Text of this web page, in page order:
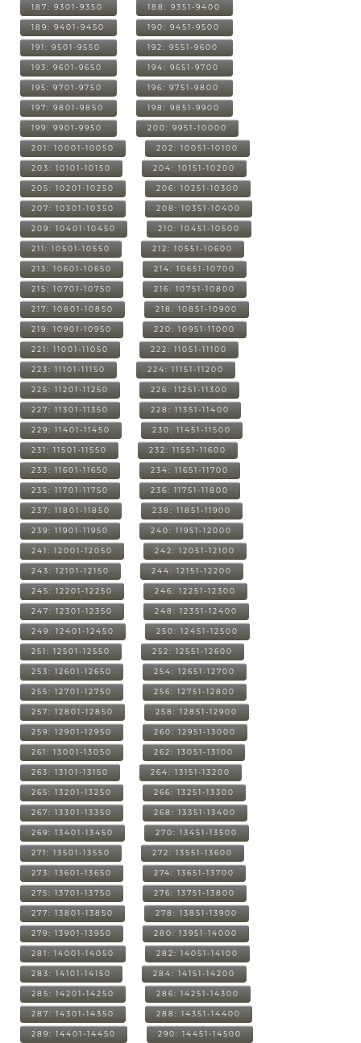
187: 9301-9350 188: 9351-9400
189: 9401-9450 190: 9451-9500
191: 9501-9550 192: 9551-9600
193: 9601-9650 194: 9651-9700
195: 9701-9750 196: 9751-9800
197: 9801-9850 198: 9851-9900
199: 9901-9950 200: 9951-10000
201: 10001-10050 202: 10051-10100
203: 10101-10150 204: 10151-10200
205: 10201-10250 206: 10251-10300
207: 10301-10350 208: 10351-10400
209: 10401-10450 210: 10451-10500
211: 10501-10550 212: 10551-10600
213: 10601-10650 214: 10651-10700
215: 10701-10750 216: 10751-10800
217: 10801-10850 218: 10851-10900
219: 10901-10950 220: 10951-11000
221: 11001-11050 222: 11051-11100
223: 11101-11150 224: 11151-11200
225: 11201-11250 226: 11251-11300
227: 11301-11350 228: 11351-11400
229: 11401-11450 230: 11451-11500
231: 11501-11550 232: 11551-11600
233: 11601-11650 234: 11651-11700
235: 11701-11750 236: 11751-11800
237: 11801-11850 238: 11851-11900
239: 11901-11950 240: 11951-12000
241: 12001-12050 242: 12051-12100
243: 12101-12150 244: 12151-12200
245: 12201-12250 246: 12251-12300
247: 12301-12350 248: 12351-12400
249: 12401-12450 250: 12451-12500
251: 12501-12550 252: 12551-12600
253: 12601-12650 254: 12651-12700
255: 12701-12750 256: 12751-12800
257: 12801-12850 258: 12851-12900
259: 12901-12950 260: 12951-13000
261: 13001-13050 262: 13051-13100
263: 13101-13150 264: 13151-13200
265: 13201-13250 266: 13251-13300
267: 13301-13350 268: 13351-13400
269: 13401-13450 270: 13451-13500
271: 13501-13550 272: 13551-13600
273: 13601-13650 274: 13651-13700
275: 13701-13750 276: 13751-13800
277: 13801-13850 278: 13851-13900
279: 13901-13950 280: 13951-14000
281: 14001-14050 282: 14051-14100
283: 14101-14150 284: 14151-14200
285: 14201-14250 286: 14251-14300
287: 14301-14350 288: 14351-14400
289: 14401-14450 290: 14451-14500